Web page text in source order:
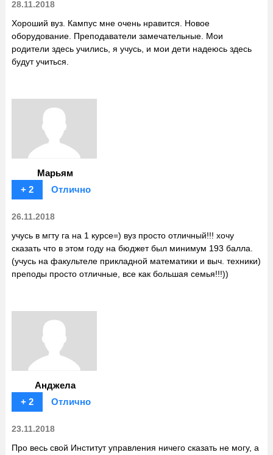
28.11.2018
Хороший вуз. Кампус мне очень нравится. Новое
оборудование. Преподаватели замечательные. Мои
родители здесь учились, я учусь, и мои дети надеюсь здесь
будут учиться.
Марьям
+ 2
Отлично
26.11.2018
учусь в мгту га на 1 курсе=) вуз просто отличный!!! хочу
сказать что в этом году на бюджет был минимум 193 балла.
(учусь на факультеле прикладной математики и выч. техники)
преподы просто отличные, все как большая семья!!!))
Анджела
+ 2
Отлично
23.11.2018
Про весь свой Институт управления ничего сказать не могу, а